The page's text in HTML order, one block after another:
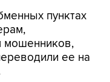
пунктах
мошенников,
ее на